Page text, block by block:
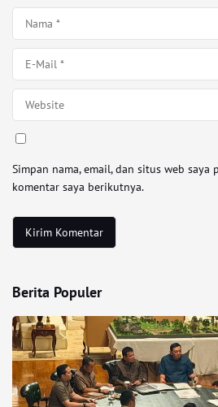
Simpan nama, email, dan situs web
komentar saya berikutnya.
Berita Populer